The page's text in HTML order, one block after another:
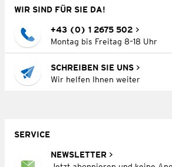
WIR SIND FÜR SIE DA!
+43 (0) 1 2675 502
Montag bis Freitag 8–18 Uhr
SCHREIBEN SIE UNS
Wir helfen Ihnen weiter
SERVICE
NEWSLETTER